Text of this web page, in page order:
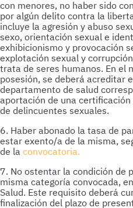
con menores, no haber sido
por algún delito contra la
incluye la agresión y abuso
sexo, orientación sexual e
exhibicionismo y provocación
explotación sexual y
trata de seres humanos. En el
posesión, se deberá acreditar
departamento de salud
aportación de una
de delincuentes sexuales.
6. Haber abonado la tasa de
estar exento/a de la misma,
de la convocatoria.
7. No ostentar la condición de
misma categoría convocada,
Salud. Este requisito deberá
finalización del plazo de